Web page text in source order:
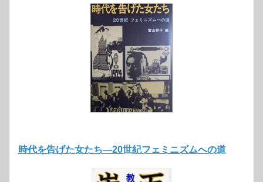
時代を告げた女たち―20世紀フェミニズムへの道